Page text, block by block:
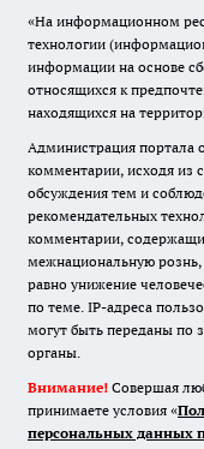
«На информационном
технологии
информации на основе
относящихся к
находящихся на
Администрация портала
комментарии, исходя из
обсуждения тем и
рекомендательных
комментарии,
межнациональную
равно унижение
по теме. IP-адреса
могут быть переданы по
органы.
Внимание! Совершая
принимаете условия «
персональных данных